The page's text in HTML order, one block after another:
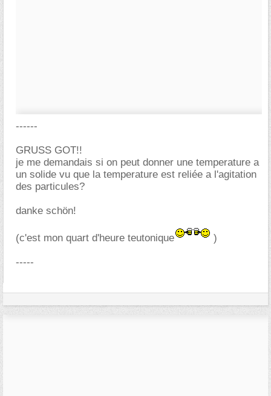
------
GRUSS GOT!!
je me demandais si on peut donner une temperature a
un solide vu que la temperature est reliée a l'agitation
des particules?
danke schön!
(c'est mon quart d'heure teutonique )
-----